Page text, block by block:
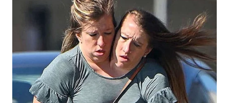
Реклама на сайті Фотобанк
Моніторинг Пресцентр